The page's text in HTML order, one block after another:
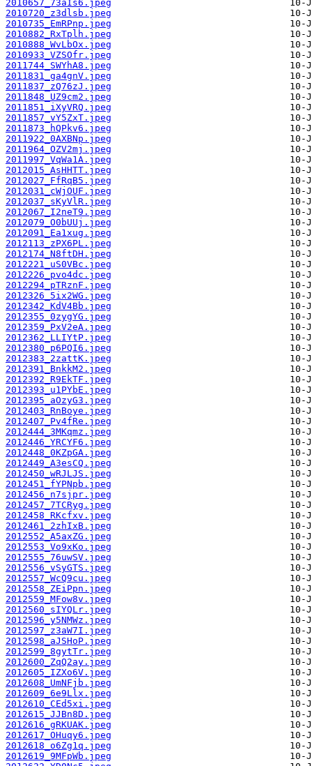
2010657_73aIs6.jpeg
2010720_z3dlsb.jpeg
2010735_EmRPnp.jpeg
2010882_RxTplh.jpeg
2010888_WvLbOx.jpeg
2010933_VZSOfr.jpeg
2011744_SWYhA8.jpeg
2011831_ga4gnV.jpeg
2011837_zQ76zJ.jpeg
2011848_UZ9cm2.jpeg
2011851_iXyVRQ.jpeg
2011857_vY5ZxT.jpeg
2011873_hQPkv6.jpeg
2011922_0AXBNp.jpeg
2011964_OZV2mj.jpeg
2011997_VqWa1A.jpeg
2012015_AsHHTT.jpeg
2012027_FfRqB5.jpeg
2012031_cWjOUF.jpeg
2012037_sKyVlR.jpeg
2012067_I2neT9.jpeg
2012079_O0bUUj.jpeg
2012091_Ea1xug.jpeg
2012113_zPX6PL.jpeg
2012174_N8ftDH.jpeg
2012221_uS0VBc.jpeg
2012226_pvo4dc.jpeg
2012294_pTRznF.jpeg
2012326_5ix2WG.jpeg
2012342_KdV4Bb.jpeg
2012355_0zygYG.jpeg
2012359_PxV2eA.jpeg
2012362_LLIYtP.jpeg
2012380_p6PQI6.jpeg
2012383_2zattK.jpeg
2012391_BnkkM2.jpeg
2012392_R9EkTF.jpeg
2012393_u1PYbE.jpeg
2012395_aOzyG3.jpeg
2012403_RnBoye.jpeg
2012407_Pv4fRe.jpeg
2012444_3MKqmz.jpeg
2012446_YRCYF6.jpeg
2012448_0KZpGA.jpeg
2012449_A3esCQ.jpeg
2012450_wRJLJS.jpeg
2012451_fYPNpb.jpeg
2012456_n7sjpr.jpeg
2012457_7TCRyg.jpeg
2012458_RKcfxv.jpeg
2012461_2zhIxB.jpeg
2012552_A5axZG.jpeg
2012553_Vo9xKo.jpeg
2012555_76uwSV.jpeg
2012556_vSyGTS.jpeg
2012557_WcQ9cu.jpeg
2012558_ZEiPpn.jpeg
2012559_MFow8v.jpeg
2012560_sIYQLr.jpeg
2012596_y5NMWz.jpeg
2012597_z3aW7I.jpeg
2012598_aJSHoP.jpeg
2012599_8gytTr.jpeg
2012600_ZqQ2ay.jpeg
2012605_IZXo6V.jpeg
2012608_UmNFjb.jpeg
2012609_6e9Llx.jpeg
2012610_CEd5xi.jpeg
2012615_JJBn8D.jpeg
2012616_gRKUAK.jpeg
2012617_OHuqy6.jpeg
2012618_o6Zg1q.jpeg
2012619_9MFpWb.jpeg